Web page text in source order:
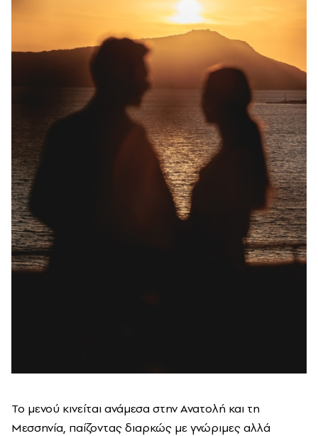
Το μενού κινείται ανάμεσα στην Ανατολή και τη
Μεσσηνία, παίζοντας διαρκώς με γνώριμες αλλά